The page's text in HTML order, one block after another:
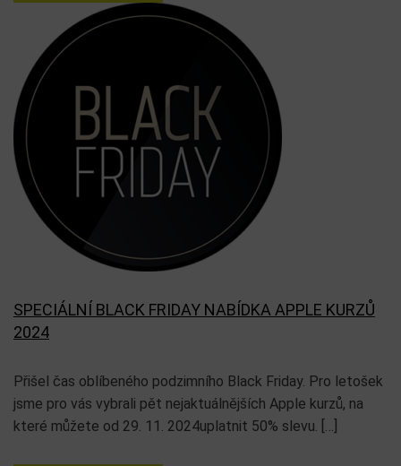
SPECIÁLNÍ BLACK FRIDAY NABÍDKA APPLE KURZŮ
2024
Přišel čas oblíbeného podzimního Black Friday. Pro letošek
jsme pro vás vybrali pět nejaktuálnějších Apple kurzů, na
které můžete od 29. 11. 2024uplatnit 50% slevu. […]